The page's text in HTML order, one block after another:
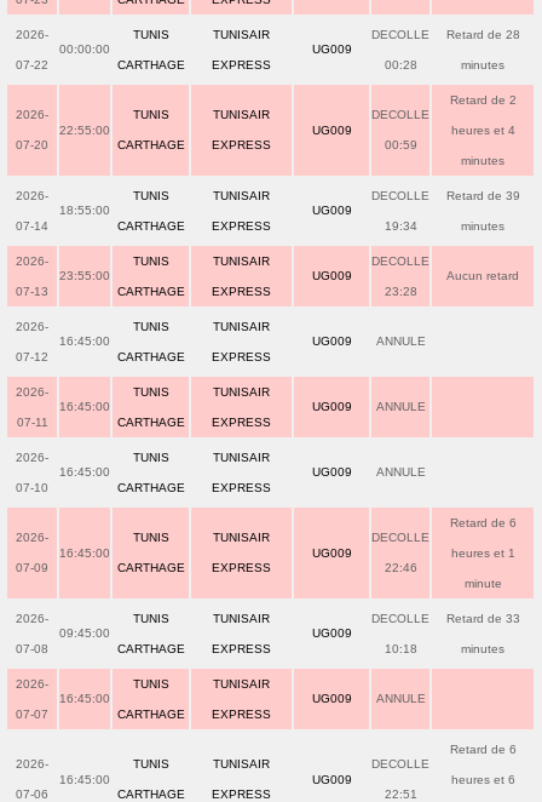
2026-
07-22
00:00:00
TUNIS
CARTHAGE
TUNISAIR
EXPRESS
UG009
DECOLLE
00:28
Retard de 28
minutes
2026-
07-20
22:55:00
TUNIS
CARTHAGE
TUNISAIR
EXPRESS
UG009
DECOLLE
00:59
Retard de 2
heures et 4
minutes
2026-
07-14
18:55:00
TUNIS
CARTHAGE
TUNISAIR
EXPRESS
UG009
DECOLLE
19:34
Retard de 39
minutes
2026-
07-13
23:55:00
TUNIS
CARTHAGE
TUNISAIR
EXPRESS
UG009
DECOLLE
23:28
Aucun retard
2026-
07-12
16:45:00
TUNIS
CARTHAGE
TUNISAIR
EXPRESS
UG009 ANNULE
2026-
07-11
16:45:00
TUNIS
CARTHAGE
TUNISAIR
EXPRESS
UG009 ANNULE
2026-
07-10
16:45:00
TUNIS
CARTHAGE
TUNISAIR
EXPRESS
UG009 ANNULE
2026-
07-09
16:45:00
TUNIS
CARTHAGE
TUNISAIR
EXPRESS
UG009
DECOLLE
22:46
Retard de 6
heures et 1
minute
2026-
07-08
09:45:00
TUNIS
CARTHAGE
TUNISAIR
EXPRESS
UG009
DECOLLE
10:18
Retard de 33
minutes
2026-
07-07
16:45:00
TUNIS
CARTHAGE
TUNISAIR
EXPRESS
UG009 ANNULE
2026-
07-06
16:45:00
TUNIS
CARTHAGE
TUNISAIR
EXPRESS
UG009
DECOLLE
22:51
Retard de 6
heures et 6